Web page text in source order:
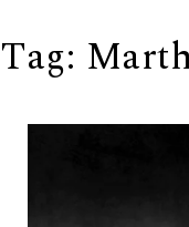
Tag: